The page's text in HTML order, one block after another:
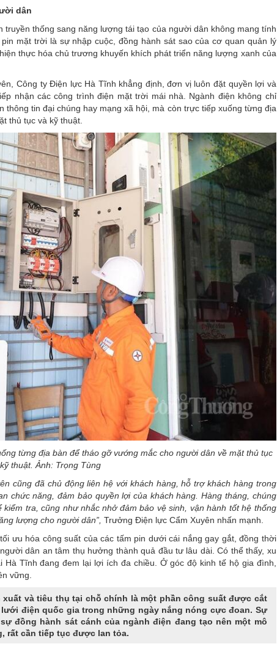
dân
truyền thống sang năng lượng tái tạo của người dân không mang tính
mặt trời là sự nhập cuộc, đồng hành sát sao của cơ quan quản lý
thực hóa chủ trương khuyến khích phát triển năng lượng xanh của
Công ty Điện lực Hà Tĩnh khẳng định, đơn vị luôn đặt quyền lợi và
nhận các công trình điện mặt trời mái nhà. Ngành điện không chỉ
tin đại chúng hay mạng xã hội, mà còn trực tiếp xuống từng địa
thủ tục và kỹ thuật.
từng địa bàn để tháo gỡ vướng mắc cho người dân về mặt thủ tục
thuật. Ảnh: Trọng Tùng
cũng đã chủ động liên hệ với khách hàng, hỗ trợ khách hàng trong
chức năng, đảm bảo quyền lợi của khách hàng. Hàng tháng, chúng
tra, cũng như nhắc nhở đảm bảo vệ sinh, vận hành tốt hệ thống
lượng cho người dân”, Trưởng Điện lực Cẩm Xuyên nhấn mạnh.
ưu hóa công suất của các tấm pin dưới cái nắng gay gắt, đồng thời
dân an tâm thụ hưởng thành quả đầu tư lâu dài. Có thể thấy, xu
Tĩnh đang đem lại lợi ích đa chiều. Ở góc độ kinh tế hộ gia đình,
vững.
và tiêu thụ tại chỗ chính là một phần công suất được cắt
điện quốc gia trong những ngày nắng nóng cực đoan. Sự
đồng hành sát cánh của ngành điện đang tạo nên một mô
rất cần tiếp tục được lan tỏa.